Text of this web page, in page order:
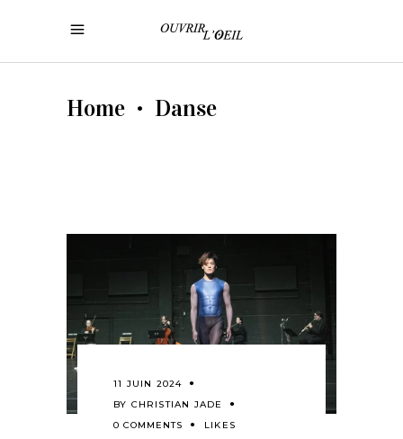
Home • Danse
11 JUIN 2024
BY CHRISTIAN JADE
0 COMMENTS
LIKES